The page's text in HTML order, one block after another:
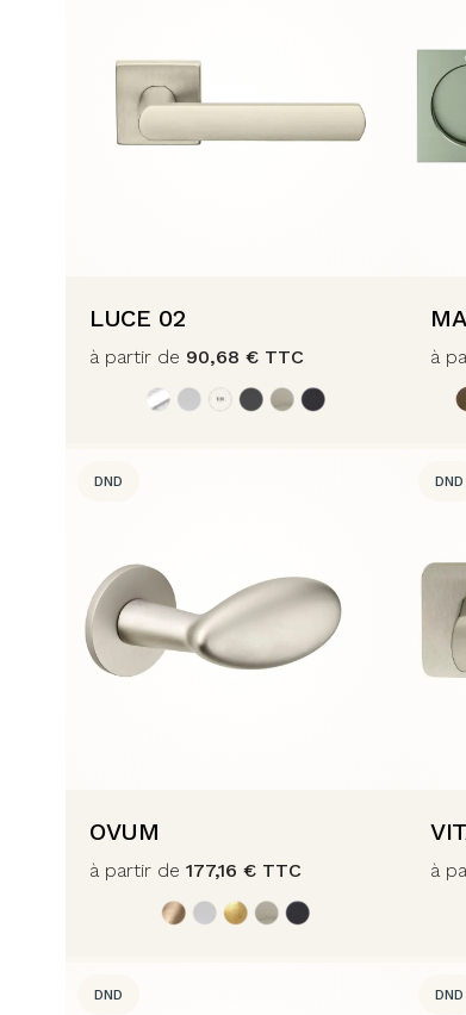
LUCE 02
à partir de 90,68 € TTC à
DND
OVUM
à partir de 177,16 € TTC
DND
à
DND DND